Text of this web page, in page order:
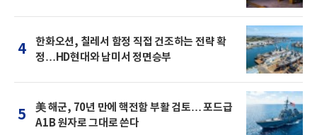
4
한화오션, 칠레서 함정 직접 건조하는 전략 확
정…HD현대와 남미서 정면승부
5
美 해군, 70년 만에 핵전함 부활 검토… 포드급
A1B 원자로 그대로 쓴다